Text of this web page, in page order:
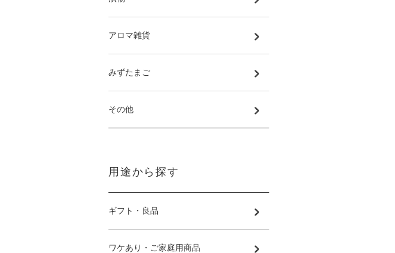
アロマ雑貨
みずたまご
その他
用途から探す
ギフト・良品
ワケあり・ご家庭用商品